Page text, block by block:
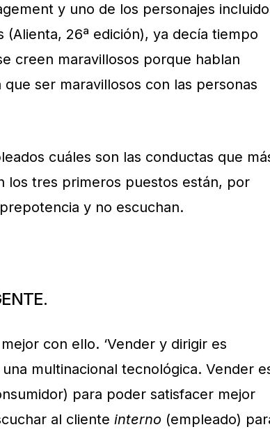
y uno de los personajes
26ª edición), ya decía tiempo
creen maravillosos porque hablan
ser maravillosos con las personas
cuáles son las conductas que
los tres primeros puestos están, por
y no escuchan.
con ello. ‘Vender y dirigir es
una multinacional tecnológica. Vender
para poder satisfacer mejor
al cliente interno (empleado)